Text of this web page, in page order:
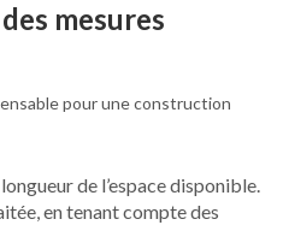
mesures
pour une construction
de l’espace disponible.
en tenant compte des